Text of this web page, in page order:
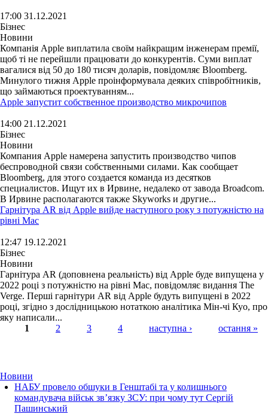
17:00 31.12.2021
Бізнес
Новини
Компанія Apple виплатила своїм найкращим інженерам премії,
щоб ті не перейшли працювати до конкурентів. Суми виплат
вагалися від 50 до 180 тисяч доларів, повідомляє Bloomberg.
Минулого тижня Apple проінформувала деяких співробітників,
що займаються проектуванням...
Apple запустит собственное производство микрочипов
14:00 21.12.2021
Бізнес
Новини
Компания Apple намерена запустить производство чипов
беспроводной связи собственными силами. Как сообщает
Bloomberg, для этого создается команда из десятков
специалистов. Ищут их в Ирвине, недалеко от завода Broadcom.
В Ирвине располагаются также Skyworks и другие...
Гарнітура AR від Apple вийде наступного року з потужністю на
рівні Mac
12:47 19.12.2021
Бізнес
Новини
Гарнітура AR (доповнена реальність) від Apple буде випущена у
2022 році з потужністю на рівні Mac, повідомляє видання The
Verge. Перші гарнітури AR від Apple будуть випущені в 2022
році, згідно з дослідницькою нотаткою аналітика Мін-чі Куо, про
яку написали...
1 2 3 4 наступна › остання »
Новини
НАБУ провело обшуки в Генштабі та у колишнього
командувача військ зв’язку ЗСУ: при чому тут Сергій
Пашинський